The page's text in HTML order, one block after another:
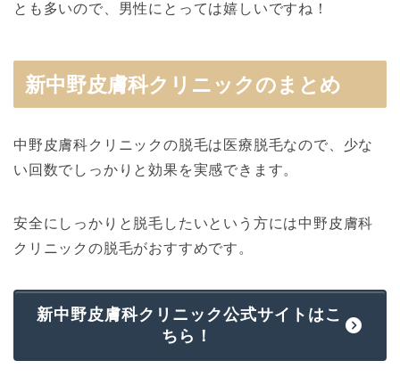
とも多いので、男性にとっては嬉しいですね！
新中野皮膚科クリニックのまとめ
中野皮膚科クリニックの脱毛は医療脱毛なので、少な
い回数でしっかりと効果を実感できます。
安全にしっかりと脱毛したいという方には中野皮膚科
クリニックの脱毛がおすすめです。
新中野皮膚科クリニック公式サイトはこ
ちら！